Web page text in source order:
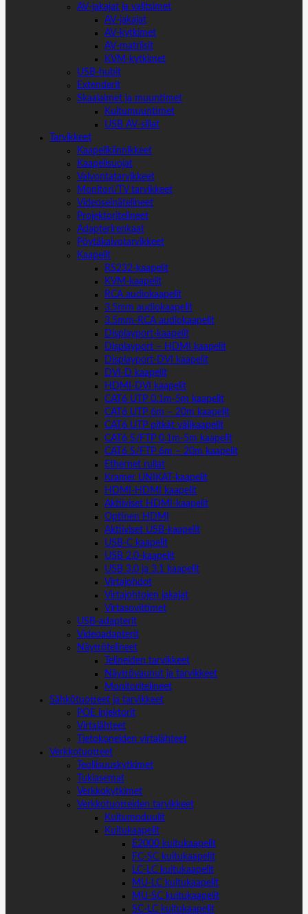
AV-jakajat ja valitsimet
AV-jakajat
AV-kytkimet
AV-matriisit
KVM-kytkimet
USB-hubit
Extenderit
Skaalaimet ja muuntimet
Kuitumuuntimet
USB AV-sillat
Tarvikkeet
Kaapelikiinnikkeet
Kaapelisuojat
Valvontatarvikkeet
Monitori/TV tarvikkeet
Videoseinätelineet
Projektoritelineet
Adapterirenkaat
Pöytäkaivotarvikkeet
Kaapelit
RS232-kaapelit
KVM-kaapelit
RCA audiokaapelit
3.5mm audiokaapelit
3.5mm-RCA audiokaapelit
Displayport-kaapelit
Displayport – HDMI kaapelit
Displayport-DVI kaapelit
DVI-D kaapelit
HDMI-DVI kaapelit
CAT6 UTP 0.1m-5m kaapelit
CAT6 UTP 6m – 20m kaapelit
CAT6 UTP pitkät välikaapelit
CAT6 S/FTP 0.1m-5m kaapelit
CAT6 S/FTP 6m – 20m kaapelit
Ethernet rullat
Kramer UNIKAT-kaapelit
HDMI-HDMI kaapelit
Aktiiviset HDMI-kaapelit
Optinen HDMI
Aktiiviset USB-kaapelit
USB-C kaapelit
USB 2.0-kaapelit
USB 3.0 ja 3.1 kaapelit
Virtajohdot
Virtajohtojen jakajat
Virtasovittimet
USB-adapterit
Videoadapterit
Näyttötelineet
Telineiden tarvikkeet
Näyttövaunut ja tarvikkeet
Monitoritelineet
Sähkötuotteet ja tarvikkeet
POE injektorit
Virtalähteet
Tietokoneiden virtalähteet
Verkkotuotteet
Teollisuuskytkimet
Tukiasemat
Verkkokytkimet
Verkkotuotteiden tarvikkeet
Kuitumoduulit
Kuitukaapelit
E2000 kuitukaapelit
FC-SC kuitukaapelit
LC-LC kuitukaapelit
MU-LC kuitukaapelit
MU-SC kuitukaapelit
SC-LC kuitukaapelit